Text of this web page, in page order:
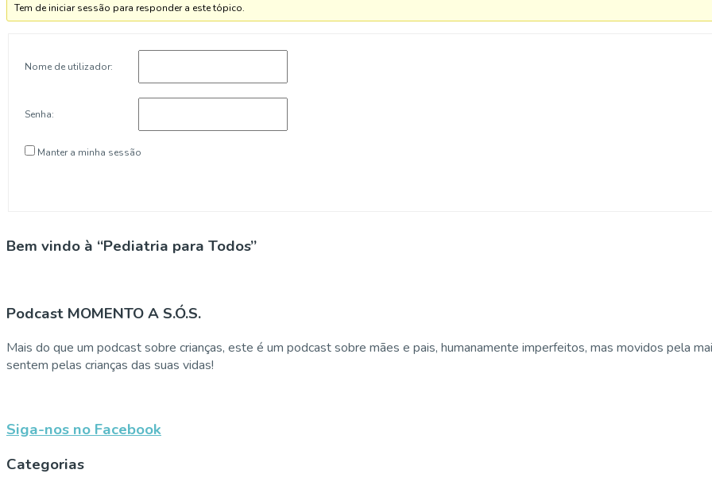
Tem de iniciar sessão para responder a este tópico.
Nome de utilizador:
Senha:
Manter a minha sessão
Bem vindo à “Pediatria para Todos”
Podcast MOMENTO A S.Ó.S.
Mais do que um podcast sobre crianças, este é um podcast sobre mães e pais, humanamente imperfeitos, mas movidos pela
sentem pelas crianças das suas vidas!
Siga-nos no Facebook
Categorias